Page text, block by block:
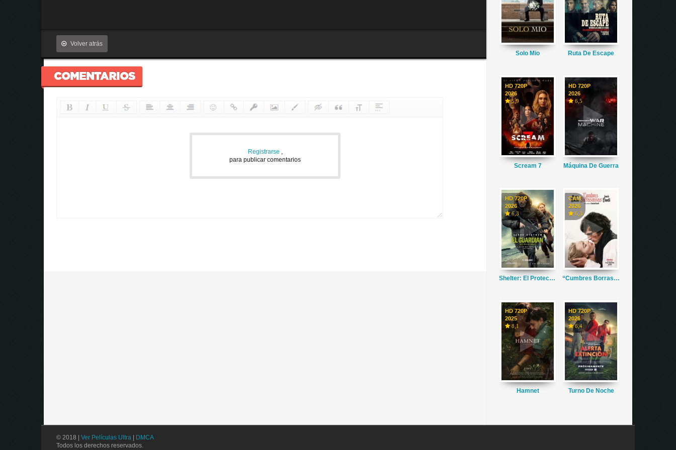
Volver atrás
COMENTARIOS
Registrarse ,
para publicar comentarios
Solo Mio Ruta De Escape
HD 720P
2026
5,9
Scream 7
HD 720P
2026
6,5
Máquina De Guerra
HD 720P
2026
6,3
Shelter: El Protector
CAM
2026
6,3
“Cumbres Borrascosas”
HD 720P
2025
8,1
Hamnet
HD 720P
2026
6,4
Turno De Noche
© 2018 | Ver Películas Ultra
DMCA
Todos los derechos reservados.